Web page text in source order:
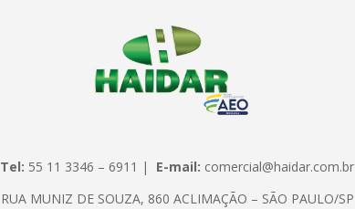
Tel: 55 11 3346 – 6911 | E-mail: comercial@haidar.com.br
RUA MUNIZ DE SOUZA, 860 ACLIMAÇÃO – SÃO PAULO/SP